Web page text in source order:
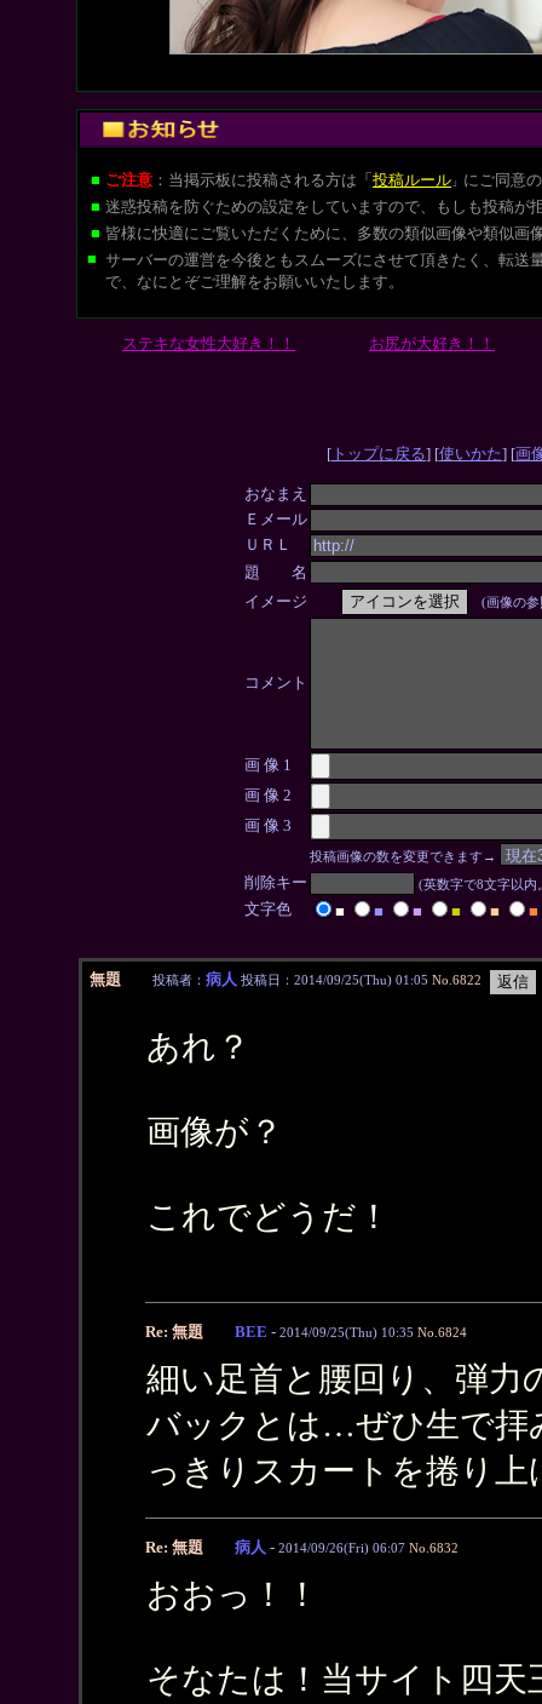
■ ご注意 ：当掲示板に投稿される方は 「 投稿ルール 」 にご同意
■ 迷惑投稿を防ぐための設定をしていますので、もしも投稿が
■ 皆様に快適にご覧いただくために、多数の類似画像や類似
■ サーバーの運営を今後ともスムーズにさせて頂きたく、転
で、なにとぞご理解をお願いいたします。
ステキな女性大好き！！ お尻が大好き！！
[ トップに戻る] [使いかた] [画
おなまえ
Ｅメール
ＵＲＬ
題 名
イメージ
(画像の参
コメント
画 像 1
画 像 2
画 像 3
投稿画像の数を変更できます→
削除キー (英数字で8文字以内
文字色 ■ ■ ■ ■ ■ ■
無題 投稿者： 病人 投稿日：2014/09/25(Thu) 01:05 No.6822
あれ？
画像が？
これでどうだ！
Re: 無題 BEE - 2014/09/25(Thu) 10:35 No.6824
細い足首と腰回り、弾力
バックとは…ぜひ生で拝
っきりスカートを捲り
Re: 無題 病人 - 2014/09/26(Fri) 06:07 No.6832
おおっ！！
そなたは！当サイト四天